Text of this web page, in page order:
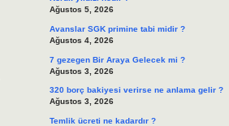
Ağustos 5, 2026
Avanslar SGK primine tabi midir ?
Ağustos 4, 2026
7 gezegen Bir Araya Gelecek mi ?
Ağustos 3, 2026
320 borç bakiyesi verirse ne anlama gelir ?
Ağustos 3, 2026
Temlik ücreti ne kadardır ?